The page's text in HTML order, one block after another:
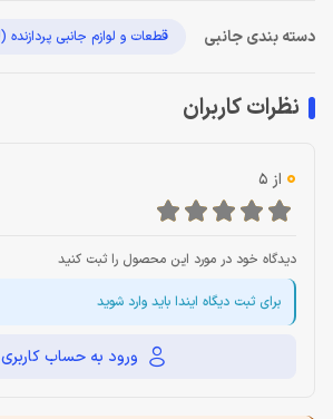
دسته بندی جانبی قطعات و لوازم جانبی پردازنده (CPU)
نظرات کاربران
0 از 5
دیدگاه خود در مورد این محصول را ثبت کنید
برای ثبت دیگاه ایندا باید وارد شوید
ورود به حساب کاربری